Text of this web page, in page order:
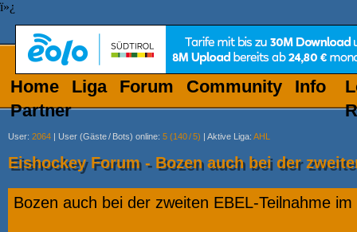
ï»¿
Home Liga Forum Community
Info
Partner
User: 2064 | User (Gäste/ Bots) online: 5 (140/5) | Aktive Liga: AHL
Eishockey Forum - Bozen auch bei der
Bozen auch bei der zweiten EBEL-Teilnahme